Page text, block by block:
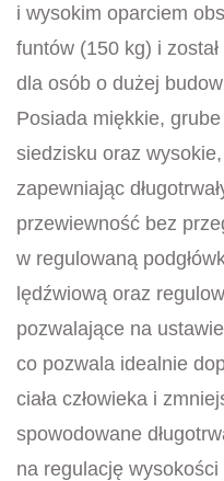
i wysokim oparciem
funtów (150 kg) i
dla osób o dużej
Posiada miękkie,
siedzisku oraz
zapewniając
przewiewność bez
w regulowaną
lędźwiową oraz
pozwalające na
co pozwala idealnie
ciała człowieka i
spowodowane
na regulację